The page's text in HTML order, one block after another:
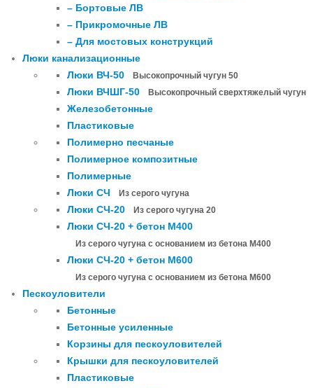
– Бортовые ЛВ
– Прикромочные ЛВ
– Для мостовых конструкций
Люки канализационные
Люки ВЧ-50
Высокопрочный чугун 50
Люки ВЧШГ-50 Высокопрочный сверхтяжелый чугун
Железобетонные
Пластиковые
Полимерно песчаные
Полимерное композитные
Полимерные
Люки СЧ
Из серого чугуна
Люки СЧ-20 Из серого чугуна 20
Люки СЧ-20 + бетон М400
Из серого чугуна с основанием из бетона М400
Люки СЧ-20 + бетон М600
Из серого чугуна с основанием из бетона М600
Пескоуловители
Бетонные
Бетонные усиленные
Корзины для пескоуловителей
Крышки для пескоуловителей
Пластиковые